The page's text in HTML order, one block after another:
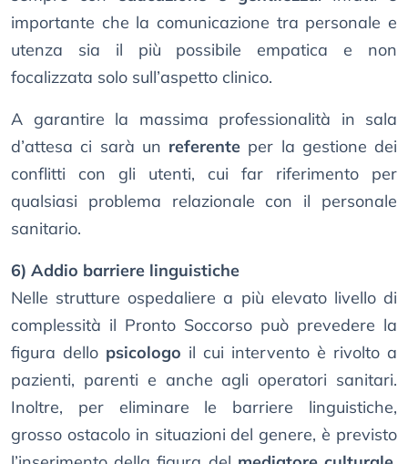
importante che la comunicazione tra personale e
utenza sia il più possibile empatica e non
focalizzata solo sull’aspetto clinico.
A garantire la massima professionalità in sala
d’attesa ci sarà un referente per la gestione dei
conflitti con gli utenti, cui far riferimento per
qualsiasi problema relazionale con il personale
sanitario.
6) Addio barriere linguistiche
Nelle strutture ospedaliere a più elevato livello di
complessità il Pronto Soccorso può prevedere la
figura dello psicologo il cui intervento è rivolto a
pazienti, parenti e anche agli operatori sanitari.
Inoltre, per eliminare le barriere linguistiche,
grosso ostacolo in situazioni del genere, è previsto